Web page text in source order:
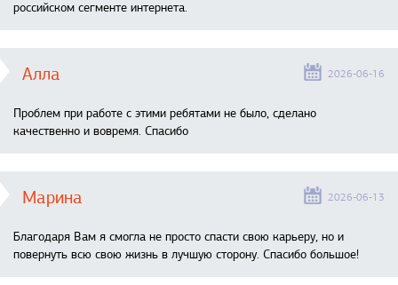
российском сегменте интернета.
Алла 2026-06-16
Проблем при работе с этими ребятами не было, сделано
качественно и вовремя. Спасибо
Марина 2026-06-13
Благодаря Вам я смогла не просто спасти свою карьеру, но и
повернуть всю свою жизнь в лучшую сторону. Спасибо большое!